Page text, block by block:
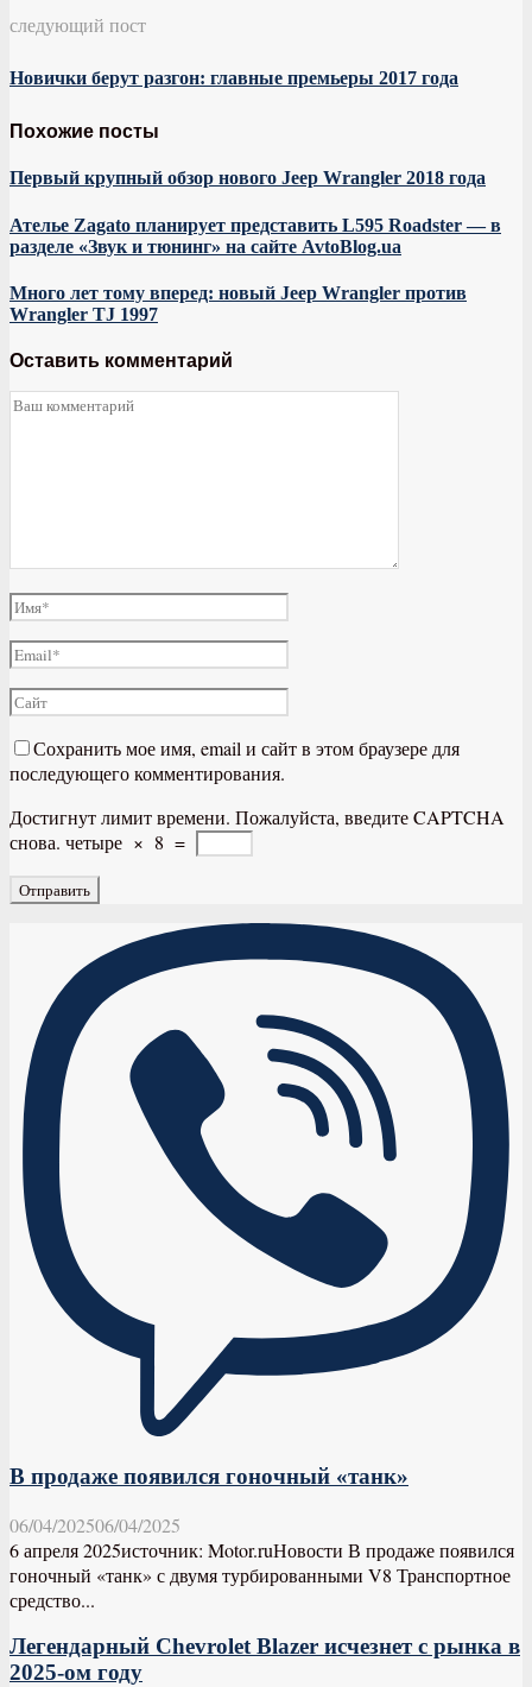
следующий пост
Новички берут разгон: главные премьеры 2017 года
Похожие посты
Первый крупный обзор нового Jeep Wrangler 2018 года
Ателье Zagato планирует представить L595 Roadster — в
разделе «Звук и тюнинг» на сайте AvtoBlog.ua
Много лет тому вперед: новый Jeep Wrangler против
Wrangler TJ 1997
Оставить комментарий
Сохранить мое имя, email и сайт в этом браузере для
последующего комментирования.
Достигнут лимит времени. Пожалуйста, введите CAPTCHA
снова. четыре × 8 =
В продаже появился гоночный «танк»
06/04/202506/04/2025
6 апреля 2025источник: Motor.ruНовости В продаже появился
гоночный «танк» с двумя турбированными V8 Транспортное
средство...
Легендарный Chevrolet Blazer исчезнет с рынка в
2025-ом году